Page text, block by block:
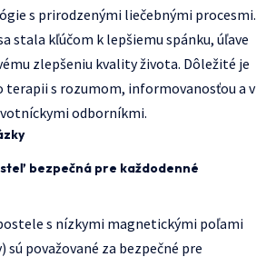
s prirodzenými liečebnými procesmi.
stala kľúčom k lepšiemu spánku, úľave
zlepšeniu kvality života. Dôležité je
s rozumom, informovanosťou a v
odborníkmi.
bezpečná pre každodenné
s nízkymi magnetickými poľami
sú považované za bezpečné pre